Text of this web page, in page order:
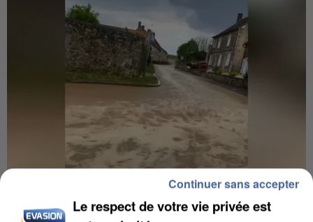
Le respect de votre vie privée est
Continuer sans accepter